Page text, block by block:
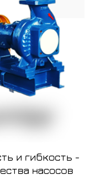
и гибкость -
насосов